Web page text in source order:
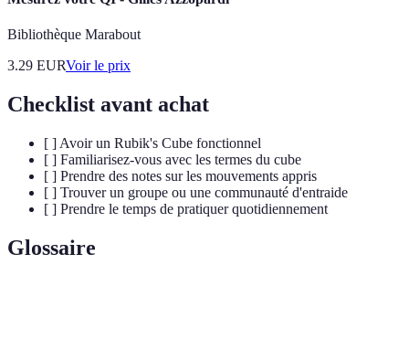
Bibliothèque Marabout
3.29 EURVoir le prix
Checklist avant achat
[ ] Avoir un Rubik's Cube fonctionnel
[ ] Familiarisez-vous avec les termes du cube
[ ] Prendre des notes sur les mouvements appris
[ ] Trouver un groupe ou une communauté d'entraide
[ ] Prendre le temps de pratiquer quotidiennement
Glossaire